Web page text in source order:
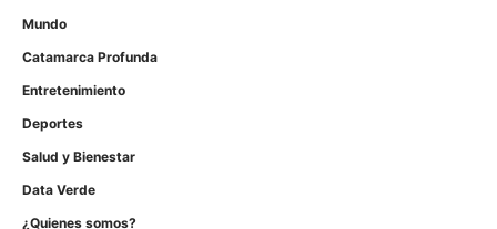
Mundo
Catamarca Profunda
Entretenimiento
Deportes
Salud y Bienestar
Data Verde
¿Quienes somos?